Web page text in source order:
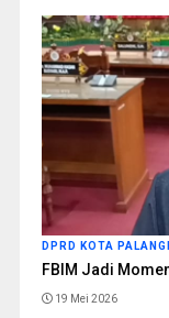
DPRD KOTA
FBIM Jadi
19 Mei 2026